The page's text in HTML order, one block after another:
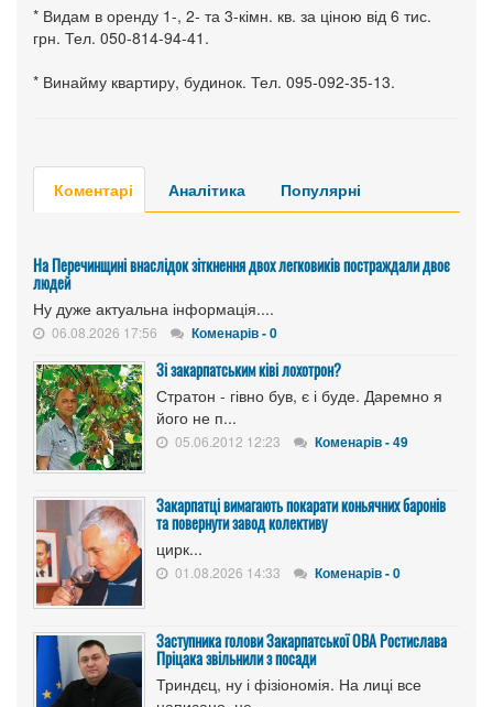
* Видам в оренду 1-, 2- та 3-кімн. кв. за ціною від 6 тис.
грн. Тел. 050-814-94-41.
* Винайму квартиру, будинок. Тел. 095-092-35-13.
Коментарі Аналітика Популярні
На Перечинщині внаслідок зіткнення двох легковиків постраждали двоє
людей
Ну дуже актуальна інформація....
06.08.2026 17:56 Коменарів - 0
Зі закарпатським ківі лохотрон?
Стратон - гівно був, є і буде. Даремно я
його не п...
05.06.2012 12:23 Коменарів - 49
Закарпатці вимагають покарати коньячних баронів
та повернути завод колективу
цирк...
01.08.2026 14:33 Коменарів - 0
Заступника голови Закарпатської ОВА Ростислава
Пріцака звільнили з посади
Триндєц, ну і фізіономія. На лиці все